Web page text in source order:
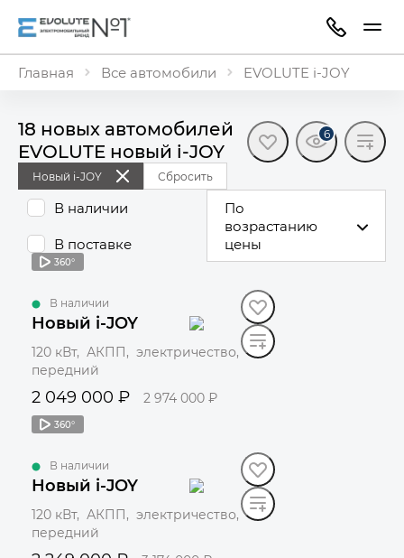
Главная Все автомобили EVOLUTE i-JOY
18 новых автомобилей
EVOLUTE новый i⁠-⁠JOY
6
Новый i-JOY Сбросить
В наличии
В поставке
По
возрастанию
цены
360°
В наличии
Новый i-JOY
120 кВт, АКПП, электричество,
передний
2 049 000 ₽ 2 974 000 ₽
360°
В наличии
Новый i-JOY
120 кВт, АКПП, электричество,
передний